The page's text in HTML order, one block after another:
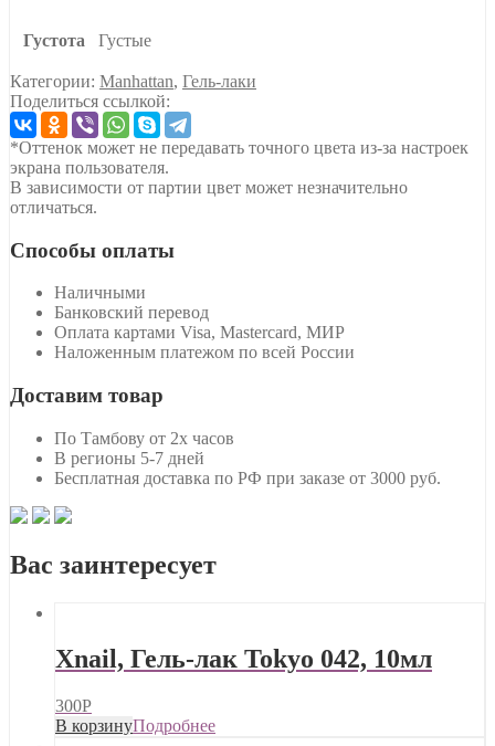
Густота Густые
Категории: Manhattan, Гель-лаки
Поделиться ссылкой:
*Оттенок может не передавать точного цвета из-за настроек
экрана пользователя.
В зависимости от партии цвет может незначительно
отличаться.
Способы оплаты
Наличными
Банковский перевод
Оплата картами Visa, Mastercard, МИР
Наложенным платежом по всей России
Доставим товар
По Тамбову от 2х часов
В регионы 5-7 дней
Бесплатная доставка по РФ при заказе от 3000 руб.
Вас заинтересует
Xnail, Гель-лак Tokyo 042, 10мл
300Р
В корзинуПодробнее